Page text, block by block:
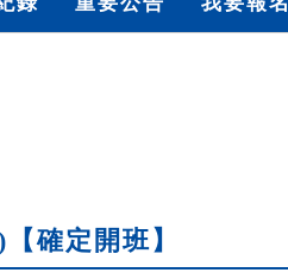
確定開班】